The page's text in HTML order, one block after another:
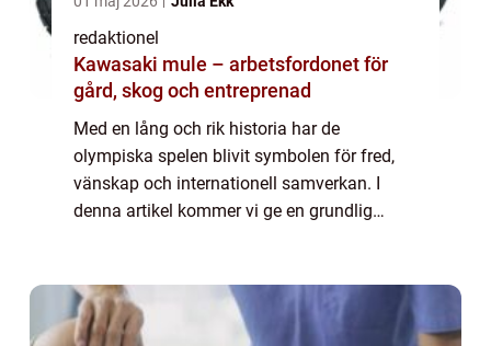
redaktionel
Kawasaki mule – arbetsfordonet för
gård, skog och entreprenad
Med en lång och rik historia har de
olympiska spelen blivit symbolen för fred,
vänskap och internationell samverkan. I
denna artikel kommer vi ge en grundlig
De olympis...